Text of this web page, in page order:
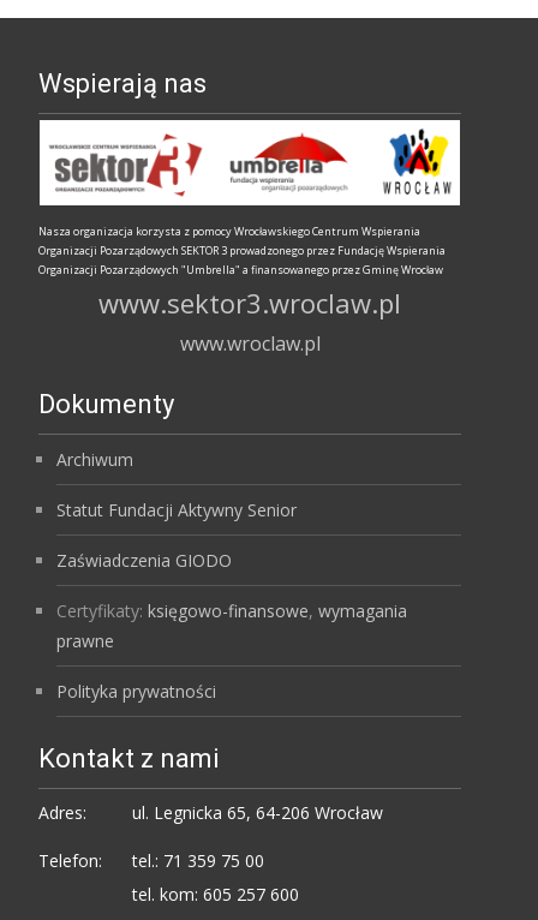
Wspierają nas
Nasza organizacja korzysta z pomocy Wrocławskiego Centrum Wspierania
Organizacji Pozarządowych SEKTOR 3 prowadzonego przez Fundację Wspierania
Organizacji Pozarządowych "Umbrella" a finansowanego przez Gminę Wrocław
www.sektor3.wroclaw.pl
www.wroclaw.pl
Dokumenty
Archiwum
Statut Fundacji Aktywny Senior
Zaświadczenia GIODO
Certyfikaty: księgowo-finansowe, wymagania
prawne
Polityka prywatności
Kontakt z nami
Adres: ul. Legnicka 65, 64-206 Wrocław
Telefon:
tel.: 71 359 75 00
tel. kom: 605 257 600